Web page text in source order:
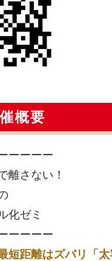
概要
ーーーー
離さない！
化ゼミ
ーーーー
短距離はズバリ「太